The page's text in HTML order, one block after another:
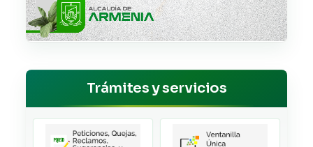
Trámites y servicios